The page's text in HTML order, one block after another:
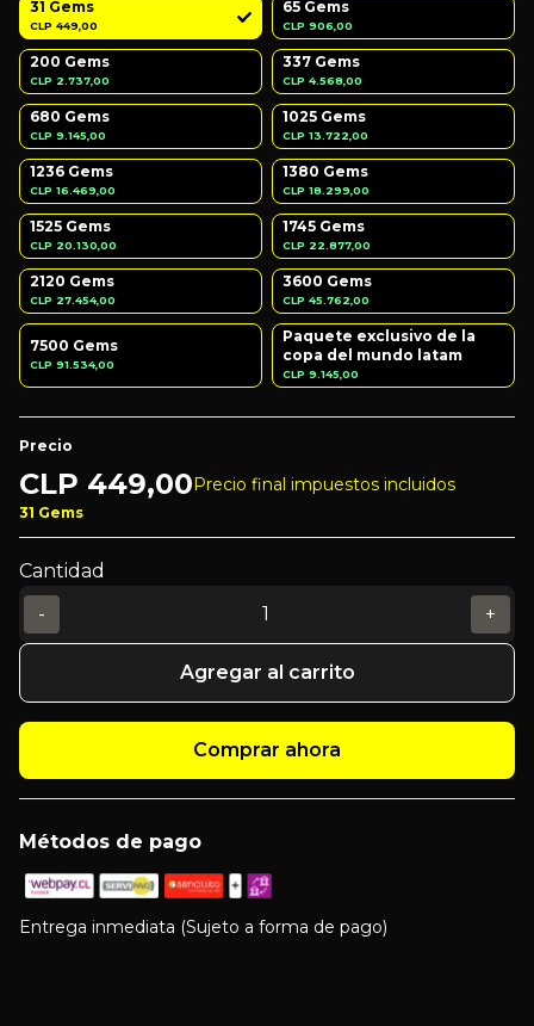
31 Gems
CLP 449,00
65 Gems
CLP 906,00
200 Gems
CLP 2.737,00
337 Gems
CLP 4.568,00
680 Gems
CLP 9.145,00
1025 Gems
CLP 13.722,00
1236 Gems
CLP 16.469,00
1380 Gems
CLP 18.299,00
1525 Gems
CLP 20.130,00
1745 Gems
CLP 22.877,00
2120 Gems
CLP 27.454,00
3600 Gems
CLP 45.762,00
7500 Gems
CLP 91.534,00
Paquete exclusivo de la
copa del mundo latam
CLP 9.145,00
Precio
CLP 449,00 Precio final impuestos incluidos
31 Gems
Cantidad
-
+
Agregar al carrito
Comprar ahora
Métodos de pago
Entrega inmediata (Sujeto a forma de pago)